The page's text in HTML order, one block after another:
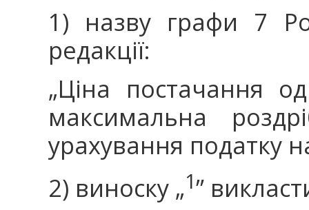
1) назву графи 7
редакції:
„Ціна постачання
максимальна
урахування податку
2) виноску „1”